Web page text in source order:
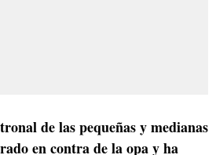
de las pequeñas y medianas
en contra de la opa y ha